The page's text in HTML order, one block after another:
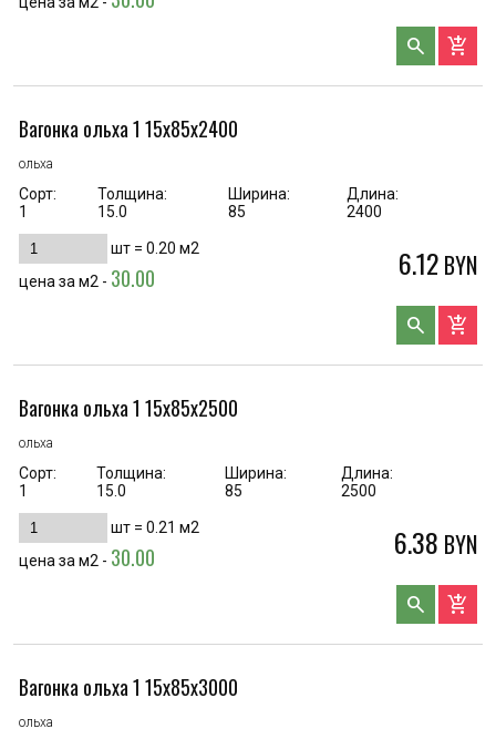
search add_shopping_cart
Вагонка ольха 1 15х85х2400
ольха
Сорт:
1
Толщина:
15.0
Ширина:
85
Длина:
2400
шт = 0.20 м2
цена за м2 - 30.00 6.12 BYN
search add_shopping_cart
Вагонка ольха 1 15х85х2500
ольха
Сорт:
1
Толщина:
15.0
Ширина:
85
Длина:
2500
шт = 0.21 м2
цена за м2 - 30.00 6.38 BYN
search add_shopping_cart
Вагонка ольха 1 15х85х3000
ольха